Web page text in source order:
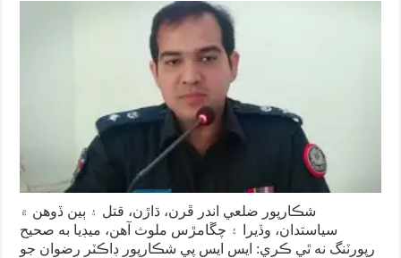
شڪارپور ضلعي اندر ڦرن، ڌاڙن، قتل ۽ ٻين ڏوهن ۾
سياستدان، وڏيرا ۽ چڱامڙس ملوث آهن، ميڊيا به صحيح
رپورٽنگ نه ٿي ڪري: ايس ايس پي شڪارپور ڊاڪٽر رضوان جو